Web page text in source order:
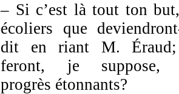
– Si c’est là tout ton
écoliers que
dit en riant M.
feront, je suppose,
progrès étonnants?